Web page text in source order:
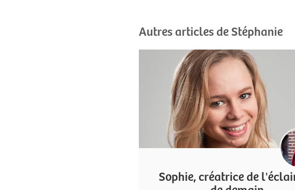
Autres articles de Stéphanie
Sophie, créatrice de